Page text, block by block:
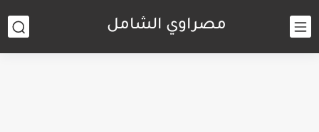
مصراوي الشامل